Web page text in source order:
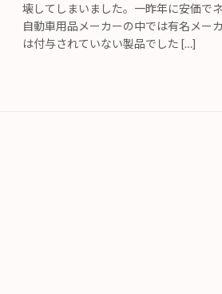
壊してしまいました。一昨年に安価で
自動車用品メーカーの中では有名メー
は付与されていない製品でした […]